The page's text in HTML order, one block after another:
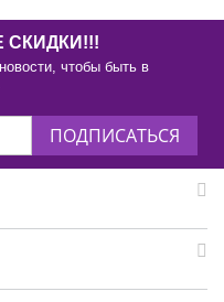
чтобы быть в
ПОДПИСАТЬСЯ